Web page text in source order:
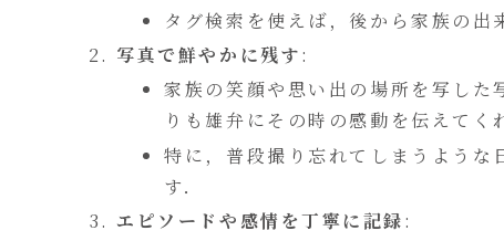
タグ検索を使えば，後から家族の出
写真で鮮やかに残す:
家族の笑顔や思い出の場所を写した
りも雄弁にその時の感動を伝えてく
特に，普段撮り忘れてしまうような
す．
エピソードや感情を丁寧に記録: